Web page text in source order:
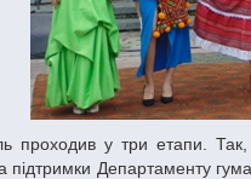
Департаменту